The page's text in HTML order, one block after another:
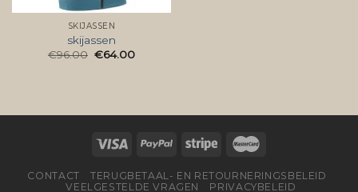
SKIJASSEN
skijassen
€96.00 €64.00
CONTACT
TERUGBETAAL- EN RETOURNERINGSBELEID
VEELGESTELDE VRAGEN
PRIVACYBELEID